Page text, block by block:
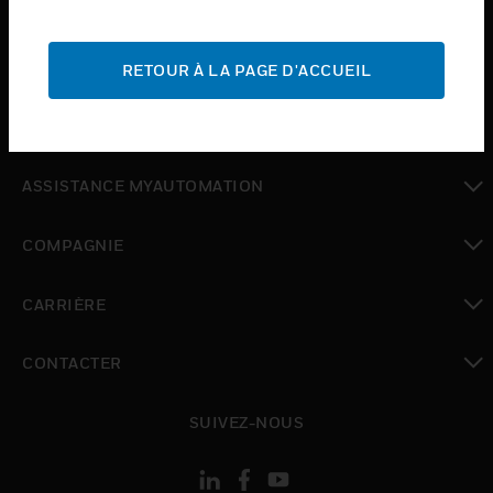
toggle view
ASSISTANCE
ASSISTANCE MYAUTOMATION
COMPAGNIE
CARRIÈRE
CONTACTER
SUIVEZ-NOUS
RETOUR À LA PAGE D'ACCUEIL